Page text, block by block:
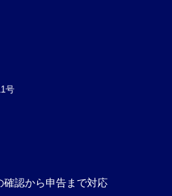
号
認から申告まで対応